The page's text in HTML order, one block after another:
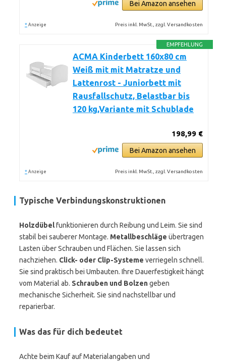
Bei Amazon ansehen
* Anzeige Preis inkl. MwSt., zzgl. Versandkosten
EMPFEHLUNG
ACMA Kinderbett 160x80 cm
Weiß mit mit Matratze und
Lattenrost - Juniorbett mit
Rausfallschutz, Belastbar bis
120 kg,Variante mit Schublade
198,99 €
Bei Amazon ansehen
* Anzeige Preis inkl. MwSt., zzgl. Versandkosten
Typische Verbindungskonstruktionen
Holzdübelfunktionieren durch Reibung und Leim. Sie sind
stabil bei sauberer Montage. Metallbeschläge übertragen
Lasten über Schrauben und Flächen. Sie lassen sich
nachziehen. Click- oder Clip-Systeme verriegeln schnell.
Sie sind praktisch bei Umbauten. Ihre Dauerfestigkeit hängt
vom Material ab. Schrauben und Bolzengeben
mechanische Sicherheit. Sie sind nachstellbar und
reparierbar.
Was das für dich bedeutet
Achte beim Kauf auf Materialangaben und